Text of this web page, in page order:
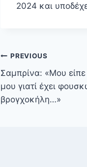
2024 και
Πλοήγηση
άρθρων
PREVIOUS
Σαμπρίνα: «Μου
μου γιατί έχει
βρογχοκήλη…»